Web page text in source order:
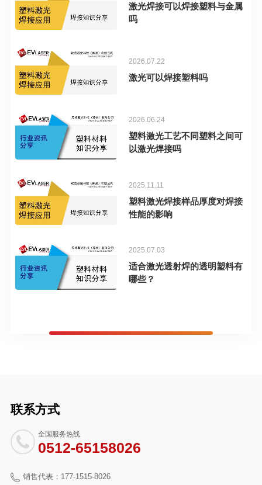
激光焊接可以焊接塑料与金属
吗
2026.07.22
激光可以焊接塑料吗
2026.06.24
塑料激光工艺不同塑料之间可
以激光焊接吗
2025.11.11
塑料激光焊接样品厚度对焊接
性能的影响
2025.07.03
适合激光透射焊的透明塑料有
哪些？
联系方式
全国服务热线
0512-65158026
销售代表：177-1515-8026